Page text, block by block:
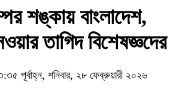
শঙ্কায় বাংলাদেশ,
তাগিদ বিশেষজ্ঞদের
পূর্বাহ্ন, শনিবার, ২৮ ফেব্রুয়ারী ২০২৬